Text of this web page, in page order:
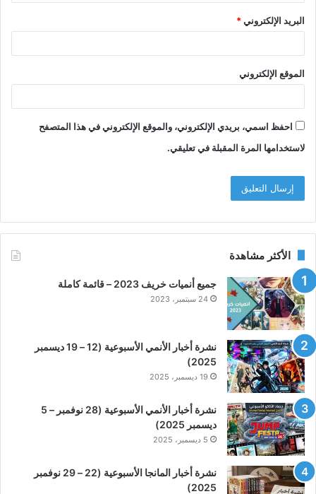
البريد الإلكتروني*
الموقع الإلكتروني
احفظ اسمي، بريدي الإلكتروني، والموقع الإلكتروني في هذا المتصفح
لاستخدامها المرة المقبلة في تعليقي.
الأكثر مشاهدة
جميع أنميات خريف 2023 – قائمة كاملة
24 سبتمبر، 2023
نشرة أخبار الأنمي الأسبوعية (12 – 19 ديسمبر
2025)
19 ديسمبر، 2025
نشرة أخبار الأنمي الأسبوعية (28 نوفمبر – 5
ديسمبر 2025)
5 ديسمبر، 2025
نشرة أخبار المانجا الأسبوعية (22 – 29 نوفمبر
2025)